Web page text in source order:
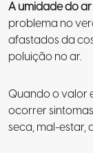
A umidade do
problema no
afastados da
poluição no ar.
Quando o valor
ocorrer
seca, mal-estar,